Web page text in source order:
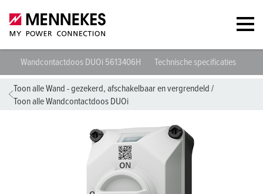
Wandcontactdoos DUOi 5613406H Technische specificaties
Toon alle Wand - gezekerd, afschakelbaar en vergrendeld /
Toon alle Wandcontactdoos DUOi